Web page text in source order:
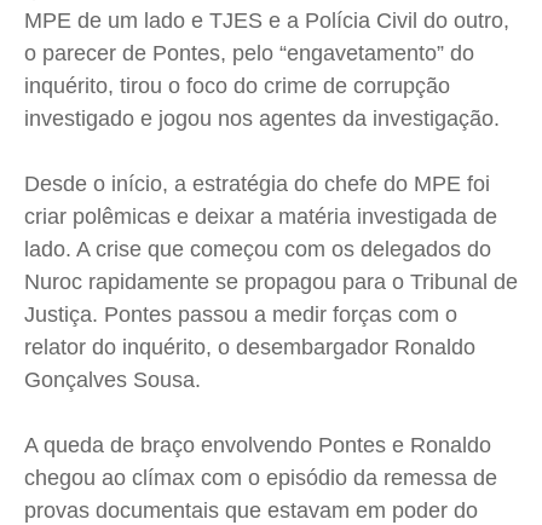
Anuncie
Termos de Uso
Anuncie
Termos de Uso
Anuncie
Termos de Uso
Anuncie
Termos de Uso
MPE de um lado e TJES e a Polícia Civil do outro,
o parecer de Pontes, pelo “engavetamento” do
inquérito, tirou o foco do crime de corrupção
investigado e jogou nos agentes da investigação.
Desde o início, a estratégia do chefe do MPE foi
criar polêmicas e deixar a matéria investigada de
lado. A crise que começou com os delegados do
Nuroc rapidamente se propagou para o Tribunal de
Justiça. Pontes passou a medir forças com o
relator do inquérito, o desembargador Ronaldo
Gonçalves Sousa.
A queda de braço envolvendo Pontes e Ronaldo
chegou ao clímax com o episódio da remessa de
provas documentais que estavam em poder do